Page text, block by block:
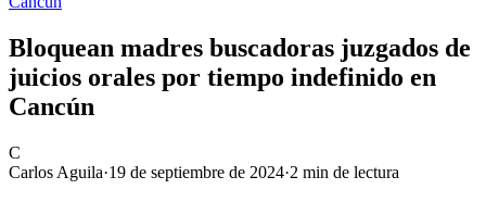
Bloquean madres buscadoras juzgados de
juicios orales por tiempo indefinido en
Cancún
C
Carlos Aguila·19 de septiembre de 2024·2 min de lectura